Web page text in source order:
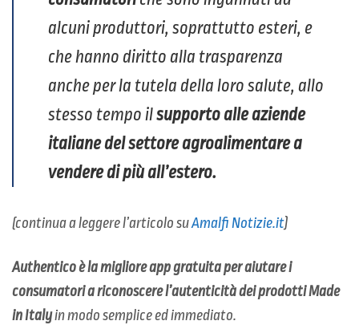
alcuni produttori, soprattutto esteri, e
che hanno diritto alla trasparenza
anche per la tutela della loro salute, allo
stesso tempo ilsupporto alle aziende
italiane del settore agroalimentare a
vendere di più all’estero.
(continua a leggere l’articolo suAmalfi Notizie.it)
Authentico è la migliore app gratuita per aiutare i
consumatori a riconoscere l’autenticità dei prodotti Made
in Italyin modo semplice ed immediato.